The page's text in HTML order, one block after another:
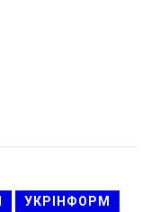
УКРІНФОРМ